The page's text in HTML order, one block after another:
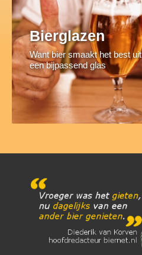
Bierglazen
Want bier smaakt het best uit
een bijpassend glas